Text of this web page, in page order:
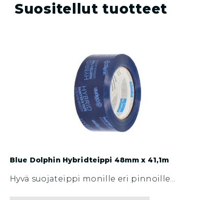
Suositellut tuotteet
Blue Dolphin Hybridteippi 48mm x 41,1m
Hyvä suojateippi monille eri pinnoille...